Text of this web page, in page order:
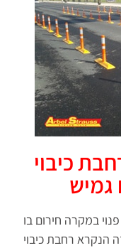
כיבוי
גמיש
במקרה חירום בו
הנקרא רחבת כיבוי